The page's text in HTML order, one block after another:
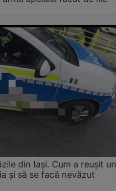
din Iași. Cum a reușit un
și să se facă nevăzut